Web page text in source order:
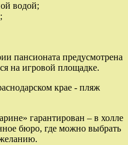
водой;
пансионата предусмотрена
на игровой площадке.
гарантирован – в холле
бюро, где можно выбрать